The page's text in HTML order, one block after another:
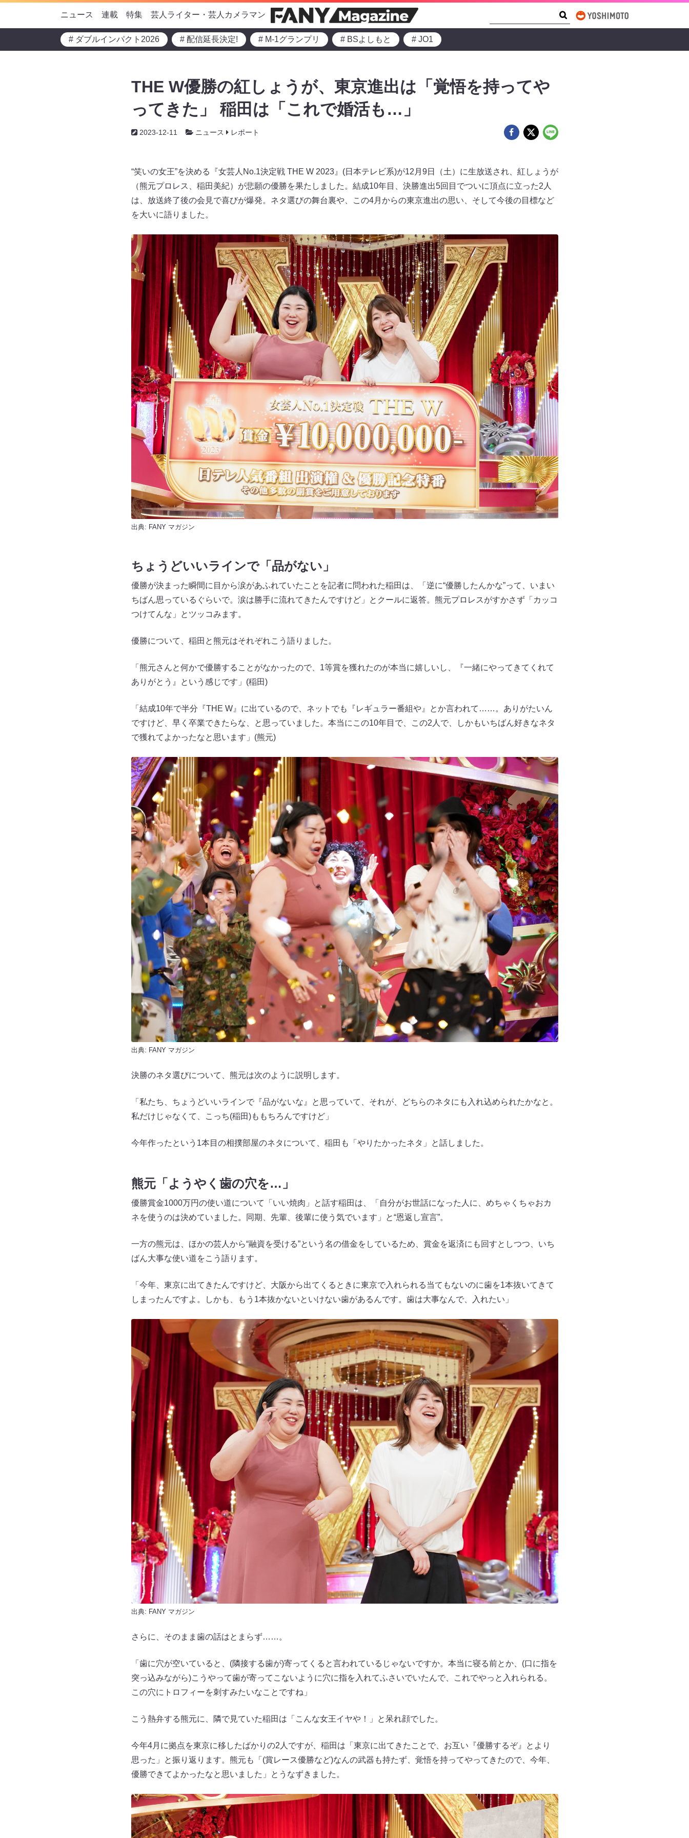
ニュース 連載 特集 芸人ライター・芸人カメラマン
# ダブルインパクト2026 # 配信延長決定! # M-1グランプリ # BSよしもと # JO1
THE W優勝の紅しょうが、東京進出は「覚悟を持ってや
ってきた」 稲田は「これで婚活も…」
2023-12-11 ニュース レポート
“笑いの女王”を決める『女芸人No.1決定戦 THE W 2023』(日本テレビ系)が12月9日（土）に生放送され、紅しょうが
（熊元プロレス、稲田美紀）が悲願の優勝を果たしました。結成10年目、決勝進出5回目でついに頂点に立った2人
は、放送終了後の会見で喜びが爆発。ネタ選びの舞台裏や、この4月からの東京進出の思い、そして今後の目標など
を大いに語りました。
出典: FANY マガジン
ちょうどいいラインで「品がない」
優勝が決まった瞬間に目から涙があふれていたことを記者に問われた稲田は、「逆に“優勝したんかな”って、いまい
ちばん思っているぐらいで。涙は勝手に流れてきたんですけど」とクールに返答。熊元プロレスがすかさず「カッコ
つけてんな」とツッコみます。
優勝について、稲田と熊元はそれぞれこう語りました。
「熊元さんと何かで優勝することがなかったので、1等賞を獲れたのが本当に嬉しいし、『一緒にやってきてくれて
ありがとう』という感じです」(稲田)
「結成10年で半分『THE W』に出ているので、ネットでも『レギュラー番組や』とか言われて……。ありがたいん
ですけど、早く卒業できたらな、と思っていました。本当にこの10年目で、この2人で、しかもいちばん好きなネタ
で獲れてよかったなと思います」(熊元)
出典: FANY マガジン
決勝のネタ選びについて、熊元は次のように説明します。
「私たち、ちょうどいいラインで『品がないな』と思っていて、それが、どちらのネタにも入れ込められたかなと。
私だけじゃなくて、こっち(稲田)ももちろんですけど」
今年作ったという1本目の相撲部屋のネタについて、稲田も「やりたかったネタ」と話しました。
熊元「ようやく歯の穴を…」
優勝賞金1000万円の使い道について「いい焼肉」と話す稲田は、「自分がお世話になった人に、めちゃくちゃおカ
ネを使うのは決めていました。同期、先輩、後輩に使う気でいます」と“恩返し宣言”。
一方の熊元は、ほかの芸人から“融資を受ける”という名の借金をしているため、賞金を返済にも回すとしつつ、いち
ばん大事な使い道をこう語ります。
「今年、東京に出てきたんですけど、大阪から出てくるときに東京で入れられる当てもないのに歯を1本抜いてきて
しまったんですよ。しかも、もう1本抜かないといけない歯があるんです。歯は大事なんで、入れたい」
出典: FANY マガジン
さらに、そのまま歯の話はとまらず……。
「歯に穴が空いていると、(隣接する歯が)寄ってくると言われているじゃないですか。本当に寝る前とか、(口に指を
突っ込みながら)こうやって歯が寄ってこないように穴に指を入れてふさいでいたんで、これでやっと入れられる。
この穴にトロフィーを刺すみたいなことですね」
こう熱弁する熊元に、隣で見ていた稲田は「こんな女王イヤや！」と呆れ顔でした。
今年4月に拠点を東京に移したばかりの2人ですが、稲田は「東京に出てきたことで、お互い『優勝するぞ』とより
思った」と振り返ります。熊元も「(賞レース優勝など)なんの武器も持たず、覚悟を持ってやってきたので、今年、
優勝できてよかったなと思いました」とうなずきました。